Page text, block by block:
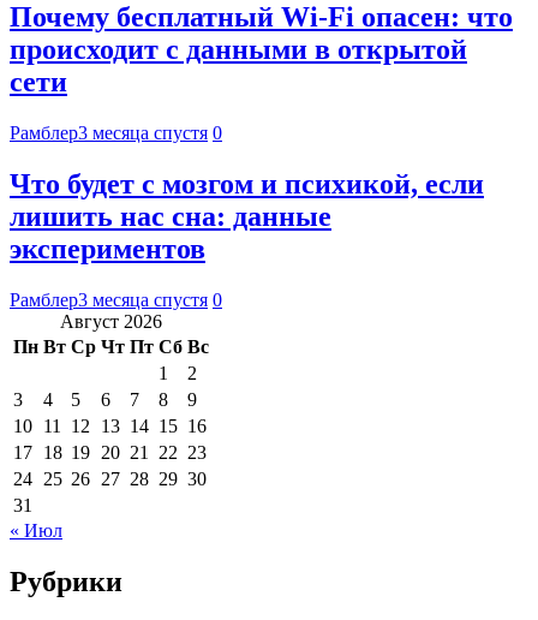
Почему бесплатный Wi-Fi опасен: что
происходит с данными в открытой
сети
Рамблер3 месяца спустя 0
Что будет с мозгом и психикой, если
лишить нас сна: данные
экспериментов
Рамблер3 месяца спустя 0
Август 2026
Пн Вт Ср Чт Пт Сб Вс
1
2
3
4 5 6 7 8
9
10 11 12 13 14 15 16
17 18 19 20 21 22 23
24 25 26 27 28 29 30
31
« Июл
Рубрики